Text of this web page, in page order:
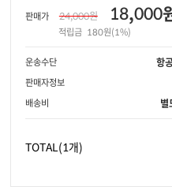
판매가 24,000원 18,000
적립금 180원(1%)
운송수단 항
판매자정보
배송비 별
TOTAL(1개)